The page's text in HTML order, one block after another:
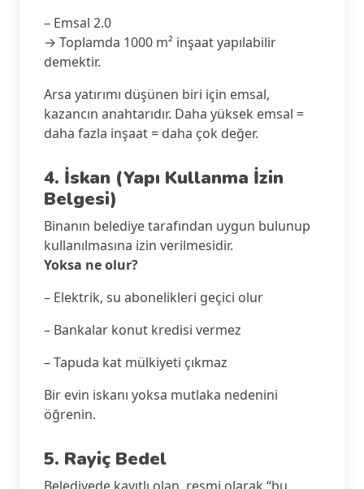
– Emsal 2.0
→ Toplamda 1000 m² inşaat yapılabilir
demektir.
Arsa yatırımı düşünen biri için emsal,
kazancın anahtarıdır. Daha yüksek emsal =
daha fazla inşaat = daha çok değer.
4. İskan (Yapı Kullanma İzin
Belgesi)
Binanın belediye tarafından uygun bulunup
kullanılmasına izin verilmesidir.
Yoksa ne olur?
– Elektrik, su abonelikleri geçici olur
– Bankalar konut kredisi vermez
– Tapuda kat mülkiyeti çıkmaz
Bir evin iskanı yoksa mutlaka nedenini
öğrenin.
5. Rayiç Bedel